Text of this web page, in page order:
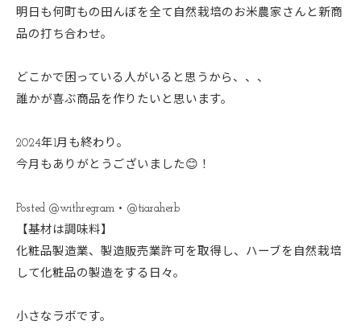
明日も何町もの田んぼを全て自然栽培のお米農家さんと新商
品の打ち合わせ。
どこかで困っている人がいると思うから、、、
誰かが喜ぶ商品を作りたいと思います。
2024年1月も終わり。
今月もありがとうございました😊！
Posted @withregram • @tiaraherb
【基材は調味料】
化粧品製造業、製造販売業許可を取得し、ハーブを自然栽培
して化粧品の製造をする日々。
小さなラボです。